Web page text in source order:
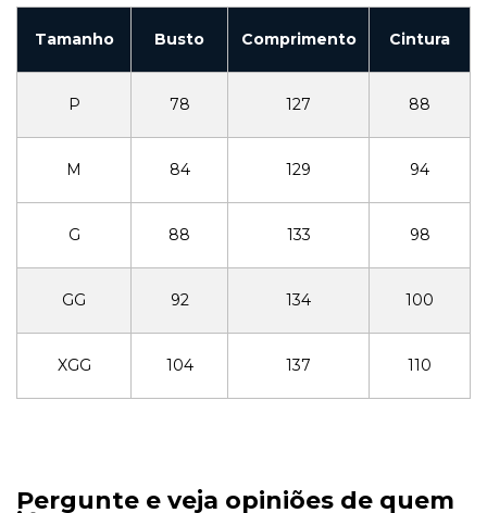
Tamanho Busto Comprimento Cintura
P 78 127 88
M 84 129 94
G 88 133 98
GG 92 134 100
XGG 104 137 110
Pergunte e veja opiniões de quem